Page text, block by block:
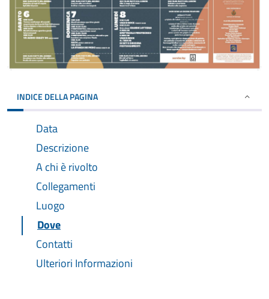
INDICE DELLA PAGINA
Data
Descrizione
A chi è rivolto
Collegamenti
Luogo
Dove
Contatti
Ulteriori Informazioni